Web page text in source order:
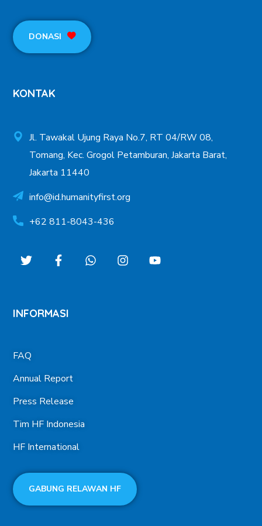
DONASI
KONTAK
Jl. Tawakal Ujung Raya No.7, RT 04/RW 08,
Tomang, Kec. Grogol Petamburan, Jakarta Barat,
Jakarta 11440
info@id.humanityfirst.org
+62 811-8043-436
INFORMASI
FAQ
Annual Report
Press Release
Tim HF Indonesia
HF International
GABUNG RELAWAN HF